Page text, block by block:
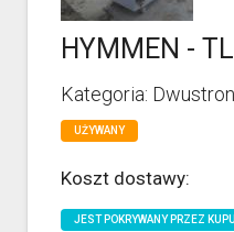
HYMMEN -
Kategoria:
UŻYWANY
Koszt dostawy:
JEST POKRYWANY PRZEZ